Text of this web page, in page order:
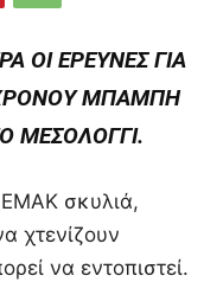
ΟΙ ΈΡΕΥΝΕΣ ΓΙΑ
ΜΠΆΜΠΗ
ΜΕΣΟΛΌΓΓΙ.
ΕΜΑΚ σκυλιά,
χτενίζουν
να εντοπιστεί.